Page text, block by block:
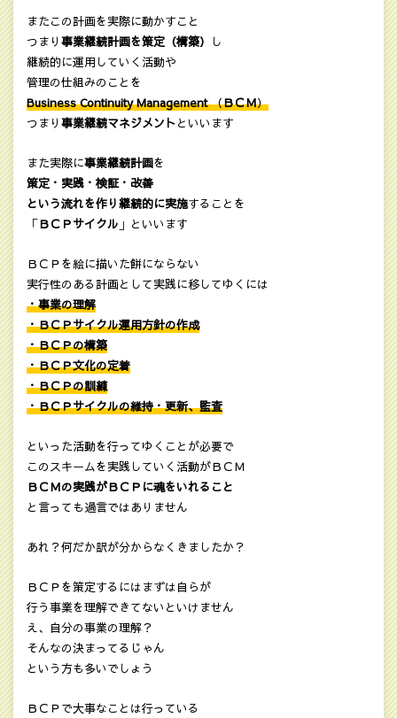
またこの計画を実際に動かすこと
つまり 事業継続計画を策定（構築）
し
継続的に運用していく活動や
管理の仕組みのことを
Business Continuity Management（ＢＣＭ）
つまり 事業継続マネジメントといいます
また実際に事業継続計画を
策定・実践・検証・改善
という流れを作り継続的に実施することを
「ＢＣＰサイクル 」といいます
ＢＣＰを絵に描いた餅にならない
実行性のある計画として実践に移してゆくには
・事業の理解
・ＢＣＰサイクル運用方針の作成
・ＢＣＰの構築
・ＢＣＰ文化の定着
・ＢＣＰの訓練
・ＢＣＰサイクルの維持・更新、監査
といった活動を行ってゆくことが必要で
このスキームを実践していく活動がＢＣＭ
ＢＣＭの実践がＢＣＰに魂をいれること
と言っても過言ではありません
あれ？何だか訳が分からなくきましたか？
ＢＣＰを策定するにはまずは自らが
行う事業を理解できてないといけません
え、自分の事業の理解？
そんなの決まってるじゃん
という方も多いでしょう
ＢＣＰで大事なことは行っている